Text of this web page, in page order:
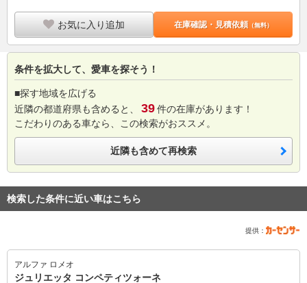
お気に入り追加 在庫確認・見積依頼（無料）
条件を拡大して、愛車を探そう！
■探す地域を広げる
近隣の都道府県も含めると、
39件の在庫があります！
こだわりのある車なら、この検索がおススメ。
近隣も含めて再検索
検索した条件に近い車はこちら
提供：
アルファ ロメオ
ジュリエッタ コンペティツォーネ